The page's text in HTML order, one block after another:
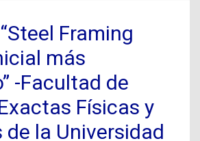
Framing
más
-Facultad de
Físicas y
de la Universidad